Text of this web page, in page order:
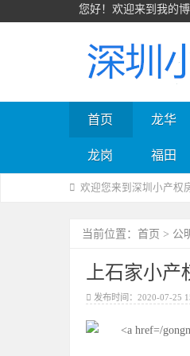
您好！欢迎来到我的博
首页 龙华
龙岗 福田
欢迎您来到深圳小产权
当前位置： 首页 > 公
上石家小
发布时间：2020-07-25